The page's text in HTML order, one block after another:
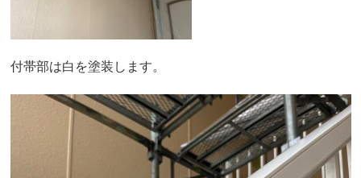
付帯部は白を塗装します。